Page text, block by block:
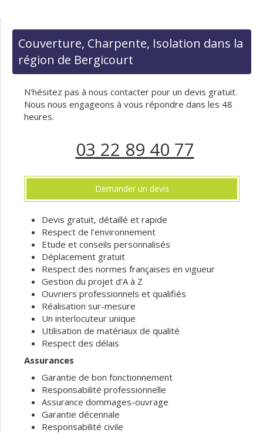
Couverture, Charpente, Isolation dans la
région de Bergicourt
N'hésitez pas à nous contacter pour un devis gratuit.
Nous nous engageons à vous répondre dans les 48
heures.
03 22 89 40 77
Demander un devis
Devis gratuit, détaillé et rapide
Respect de l'environnement
Etude et conseils personnalisés
Déplacement gratuit
Respect des normes françaises en vigueur
Gestion du projet d'A à Z
Ouvriers professionnels et qualifiés
Réalisation sur-mesure
Un interlocuteur unique
Utilisation de matériaux de qualité
Respect des délais
Assurances
Garantie de bon fonctionnement
Responsabilité professionnelle
Assurance dommages-ouvrage
Garantie décennale
Responsabilité civile